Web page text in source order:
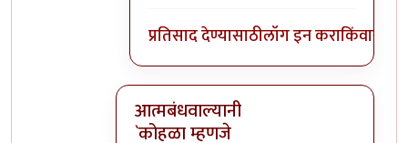
प्रतिसाद देण्यासाठीलॉग इन कराकिंवा
आत्मबंधवाल्यानी
`कोहळा म्हणजे